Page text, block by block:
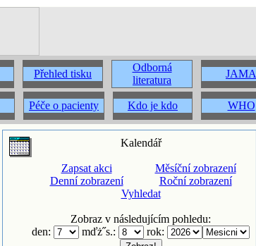
Přehled tisku
Odborná
literatura
JAMA
Péče o pacienty Kdo je kdo WHO
Kalendář
Zapsat akci
Denní zobrazení
Měsíční zobrazení
Roční zobrazení
Vyhledat
Zobraz v následujícím pohledu:
den:
mďż˝s.: rok: